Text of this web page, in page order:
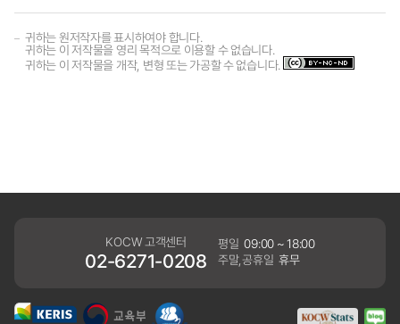
귀하는 원저작자를 표시하여야 합니다.
귀하는 이 저작물을 영리 목적으로 이용할 수 없습니다.
귀하는 이 저작물을 개작, 변형 또는 가공할 수 없습니다.
KOCW 고객센터
02-6271-0208
평일 09:00 ~ 18:00
주말,공휴일 휴무